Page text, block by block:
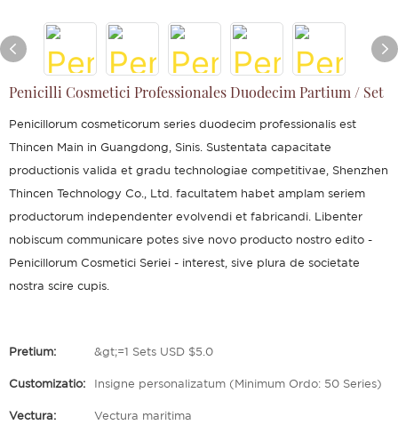
Penicilli Cosmetici Professionales Duodecim Partium / Set
Penicillorum cosmeticorum series duodecim professionalis est
Thincen Main in Guangdong, Sinis. Sustentata capacitate
productionis valida et gradu technologiae competitivae, Shenzhen
Thincen Technology Co., Ltd. facultatem habet amplam seriem
productorum independenter evolvendi et fabricandi. Libenter
nobiscum communicare potes sive novo producto nostro edito -
Penicillorum Cosmetici Seriei - interest, sive plura de societate
nostra scire cupis.
Pretium: &gt;=1 Sets USD $5.0
Customizatio: Insigne personalizatum (Minimum Ordo: 50 Series)
Vectura: Vectura maritima